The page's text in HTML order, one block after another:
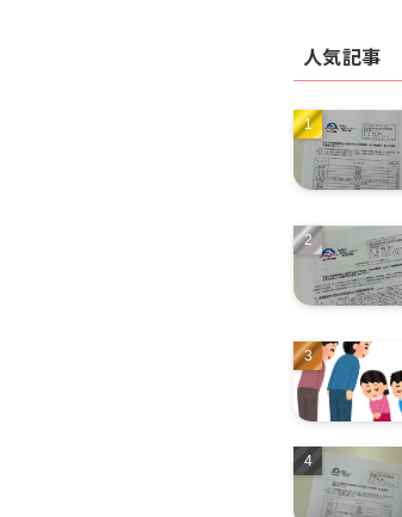
ブ人気記事